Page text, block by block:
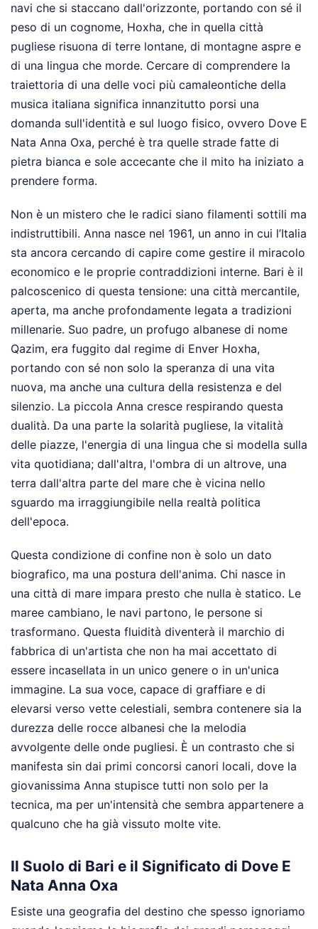
navi che si staccano dall'orizzonte, portando con sé il
peso di un cognome, Hoxha, che in quella città
pugliese risuona di terre lontane, di montagne aspre e
di una lingua che morde. Cercare di comprendere la
traiettoria di una delle voci più camaleontiche della
musica italiana significa innanzitutto porsi una
domanda sull'identità e sul luogo fisico, ovvero Dove E
Nata Anna Oxa, perché è tra quelle strade fatte di
pietra bianca e sole accecante che il mito ha iniziato a
prendere forma.
Non è un mistero che le radici siano filamenti sottili ma
indistruttibili. Anna nasce nel 1961, un anno in cui l’Italia
sta ancora cercando di capire come gestire il miracolo
economico e le proprie contraddizioni interne. Bari è il
palcoscenico di questa tensione: una città mercantile,
aperta, ma anche profondamente legata a tradizioni
millenarie. Suo padre, un profugo albanese di nome
Qazim, era fuggito dal regime di Enver Hoxha,
portando con sé non solo la speranza di una vita
nuova, ma anche una cultura della resistenza e del
silenzio. La piccola Anna cresce respirando questa
dualità. Da una parte la solarità pugliese, la vitalità
delle piazze, l'energia di una lingua che si modella sulla
vita quotidiana; dall'altra, l'ombra di un altrove, una
terra dall'altra parte del mare che è vicina nello
sguardo ma irraggiungibile nella realtà politica
dell'epoca.
Questa condizione di confine non è solo un dato
biografico, ma una postura dell'anima. Chi nasce in
una città di mare impara presto che nulla è statico. Le
maree cambiano, le navi partono, le persone si
trasformano. Questa fluidità diventerà il marchio di
fabbrica di un'artista che non ha mai accettato di
essere incasellata in un unico genere o in un'unica
immagine. La sua voce, capace di graffiare e di
elevarsi verso vette celestiali, sembra contenere sia la
durezza delle rocce albanesi che la melodia
avvolgente delle onde pugliesi. È un contrasto che si
manifesta sin dai primi concorsi canori locali, dove la
giovanissima Anna stupisce tutti non solo per la
tecnica, ma per un'intensità che sembra appartenere a
qualcuno che ha già vissuto molte vite.
Il Suolo di Bari e il Significato di Dove E
Nata Anna Oxa
Esiste una geografia del destino che spesso ignoriamo